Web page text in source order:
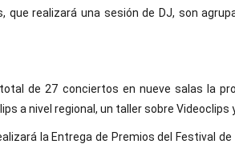
que realizará una sesión de DJ, son
de 27 conciertos en nueve salas la
a nivel regional, un taller sobre Videoclips
la Entrega de Premios del Festival